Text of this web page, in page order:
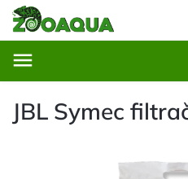
JBL Symec